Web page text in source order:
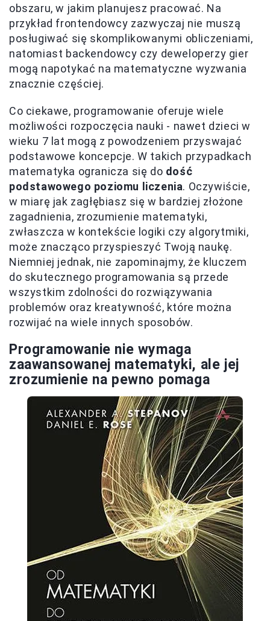
obszaru, w jakim planujesz pracować. Na
przykład frontendowcy zazwyczaj nie muszą
posługiwać się skomplikowanymi obliczeniami,
natomiast backendowcy czy deweloperzy gier
mogą napotykać na matematyczne wyzwania
znacznie częściej.
Co ciekawe, programowanie oferuje wiele
możliwości rozpoczęcia nauki - nawet dzieci w
wieku 7 lat mogą z powodzeniem przyswajać
podstawowe koncepcje. W takich przypadkach
matematyka ogranicza się do dość
podstawowego poziomu liczenia. Oczywiście,
w miarę jak zagłębiasz się w bardziej złożone
zagadnienia, zrozumienie matematyki,
zwłaszcza w kontekście logiki czy algorytmiki,
może znacząco przyspieszyć Twoją naukę.
Niemniej jednak, nie zapominajmy, że kluczem
do skutecznego programowania są przede
wszystkim zdolności do rozwiązywania
problemów oraz kreatywność, które można
rozwijać na wiele innych sposobów.
Programowanie nie wymaga
zaawansowanej matematyki, ale jej
zrozumienie na pewno pomaga